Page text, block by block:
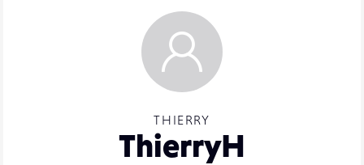
THIERRY
ThierryH